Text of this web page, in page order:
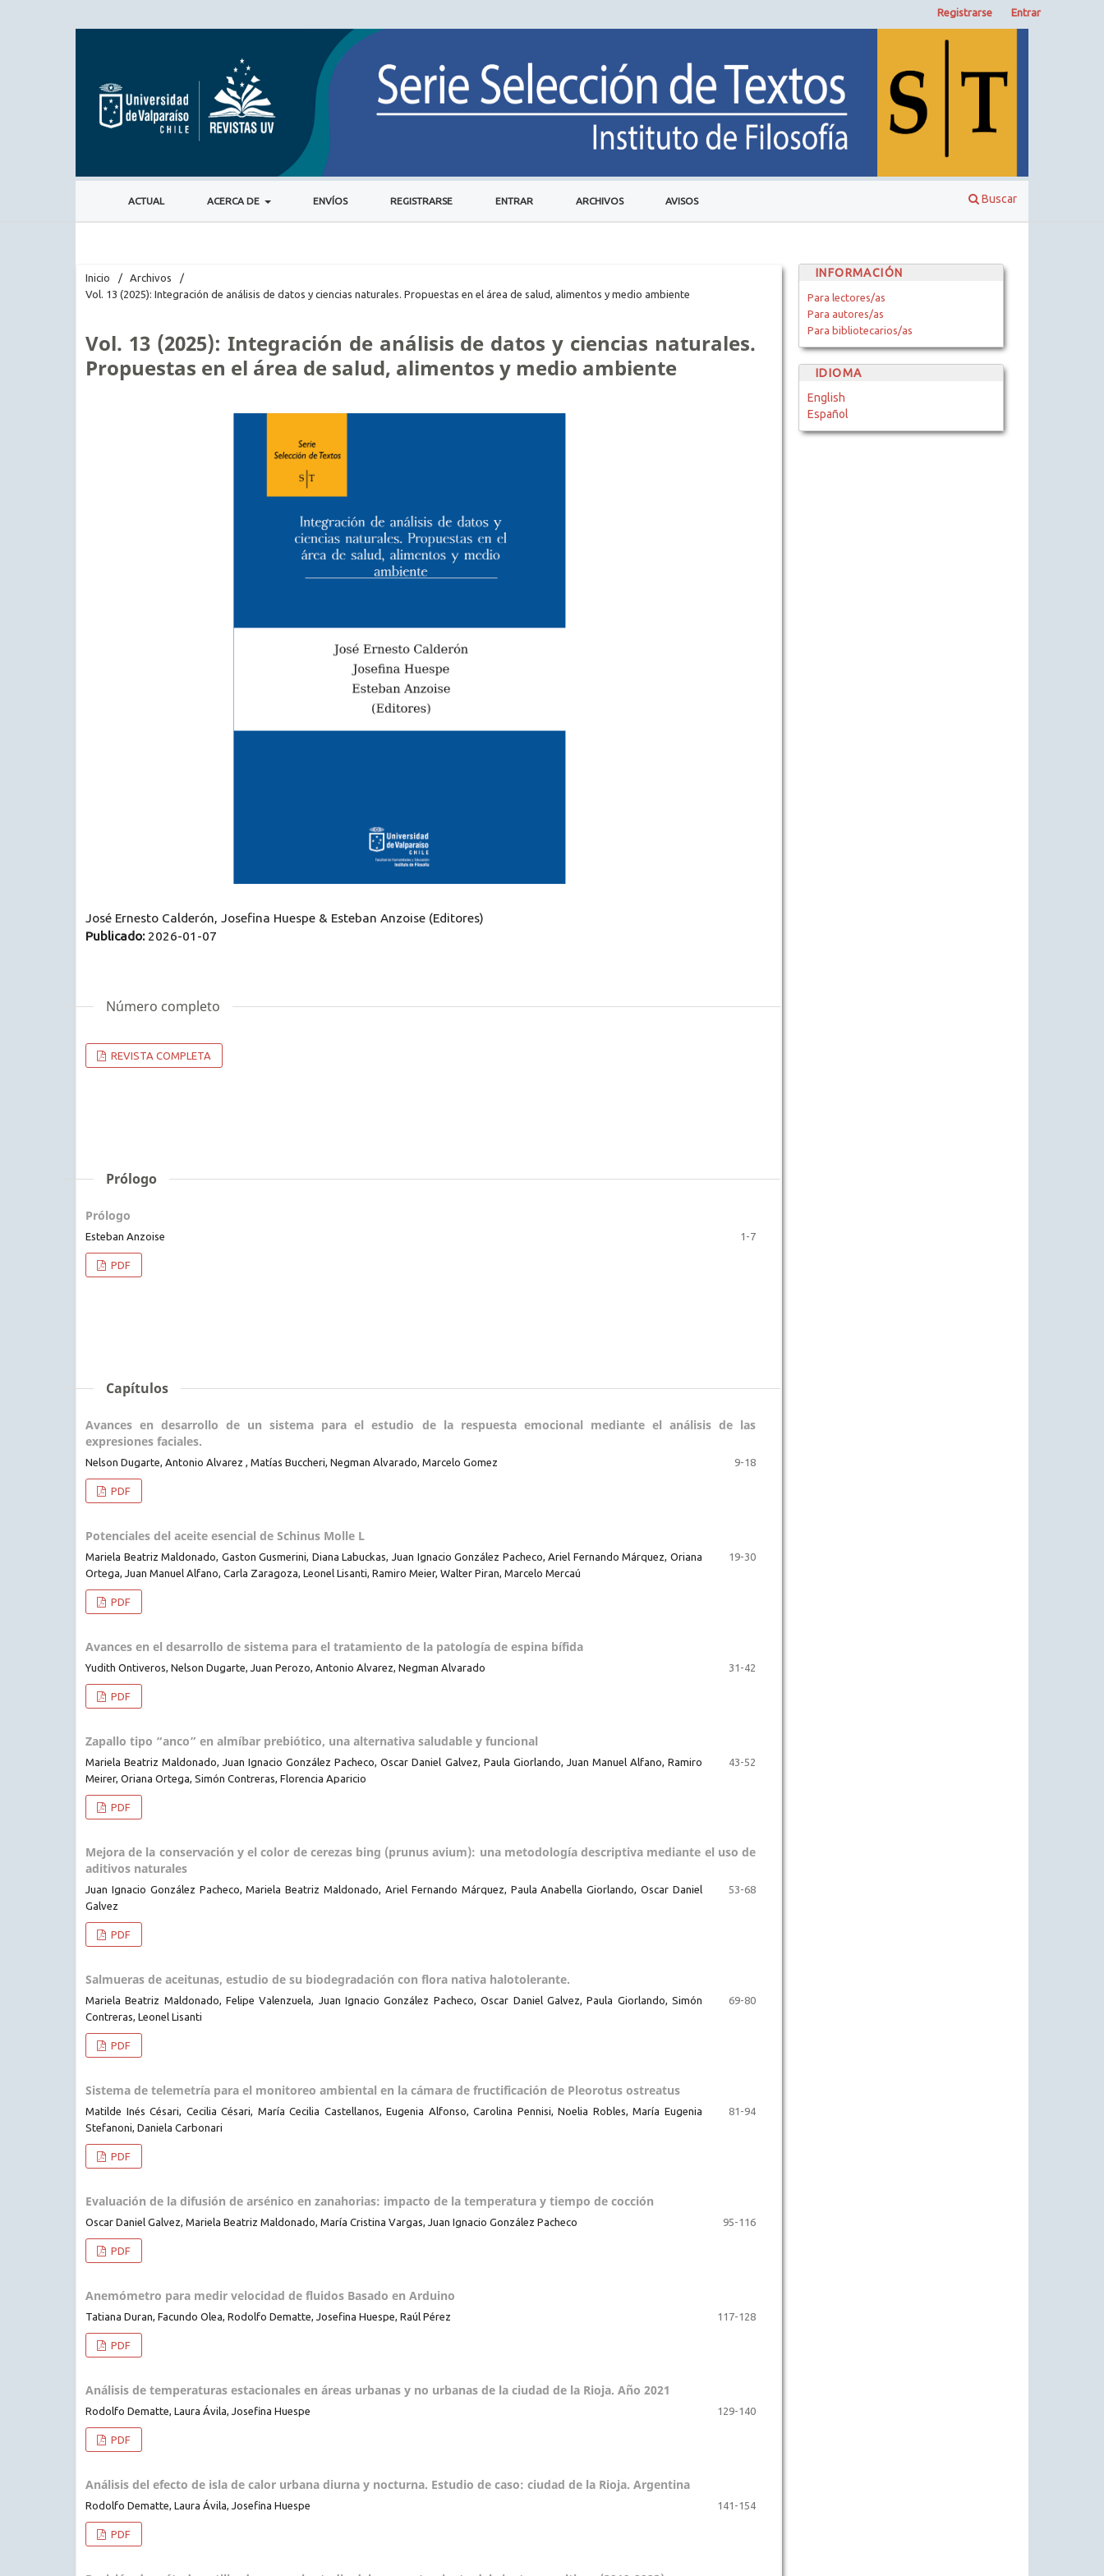
ACTUAL ACERCA DE ENVÍOS REGISTRARSE ENTRAR ARCHIVOS AVISOS Buscar
Registrarse Entrar
Inicio / Archivos
/
Vol. 13 (2025): Integración de análisis de datos y ciencias naturales. Propuestas en el área de salud, alimentos y medio ambiente
Vol. 13 (2025): Integración de análisis de datos y ciencias naturales.
Propuestas en el área de salud, alimentos y medio ambiente
José Ernesto Calderón, Josefina Huespe & Esteban Anzoise (Editores)
Publicado: 2026-01-07
Número completo
REVISTA COMPLETA
Prólogo
Prólogo
Esteban Anzoise 1-7
PDF
Capítulos
Avances en desarrollo de un sistema para el estudio de la respuesta emocional mediante el análisis de las
expresiones faciales.
Nelson Dugarte, Antonio Alvarez , Matías Buccheri, Negman Alvarado, Marcelo Gomez 9-18
PDF
Potenciales del aceite esencial de Schinus Molle L
Mariela Beatriz Maldonado, Gaston Gusmerini, Diana Labuckas, Juan Ignacio González Pacheco, Ariel Fernando Márquez, Oriana
Ortega, Juan Manuel Alfano, Carla Zaragoza, Leonel Lisanti, Ramiro Meier, Walter Piran, Marcelo Mercaú
19-30
PDF
Avances en el desarrollo de sistema para el tratamiento de la patología de espina bífida
Yudith Ontiveros, Nelson Dugarte, Juan Perozo, Antonio Alvarez, Negman Alvarado 31-42
PDF
Zapallo tipo “anco” en almíbar prebiótico, una alternativa saludable y funcional
Mariela Beatriz Maldonado, Juan Ignacio González Pacheco, Oscar Daniel Galvez, Paula Giorlando, Juan Manuel Alfano, Ramiro
Meirer, Oriana Ortega, Simón Contreras, Florencia Aparicio
43-52
PDF
Mejora de la conservación y el color de cerezas bing (prunus avium): una metodología descriptiva mediante el uso de
aditivos naturales
Juan Ignacio González Pacheco, Mariela Beatriz Maldonado, Ariel Fernando Márquez, Paula Anabella Giorlando, Oscar Daniel
Galvez
53-68
PDF
Salmueras de aceitunas, estudio de su biodegradación con flora nativa halotolerante.
Mariela Beatriz Maldonado, Felipe Valenzuela, Juan Ignacio González Pacheco, Oscar Daniel Galvez, Paula Giorlando, Simón
Contreras, Leonel Lisanti
69-80
PDF
Sistema de telemetría para el monitoreo ambiental en la cámara de fructificación de Pleorotus ostreatus
Matilde Inés Césari, Cecilia Césari, María Cecilia Castellanos, Eugenia Alfonso, Carolina Pennisi, Noelia Robles, María Eugenia
Stefanoni, Daniela Carbonari
81-94
PDF
Evaluación de la difusión de arsénico en zanahorias: impacto de la temperatura y tiempo de cocción
Oscar Daniel Galvez, Mariela Beatriz Maldonado, María Cristina Vargas, Juan Ignacio González Pacheco 95-116
PDF
Anemómetro para medir velocidad de fluidos Basado en Arduino
Tatiana Duran, Facundo Olea, Rodolfo Dematte, Josefina Huespe, Raúl Pérez 117-128
PDF
Análisis de temperaturas estacionales en áreas urbanas y no urbanas de la ciudad de la Rioja. Año 2021
Rodolfo Dematte, Laura Ávila, Josefina Huespe 129-140
PDF
Análisis del efecto de isla de calor urbana diurna y nocturna. Estudio de caso: ciudad de la Rioja. Argentina
Rodolfo Dematte, Laura Ávila, Josefina Huespe 141-154
PDF
INFORMACIÓN
Para lectores/as
Para autores/as
Para bibliotecarios/as
IDIOMA
English
Español